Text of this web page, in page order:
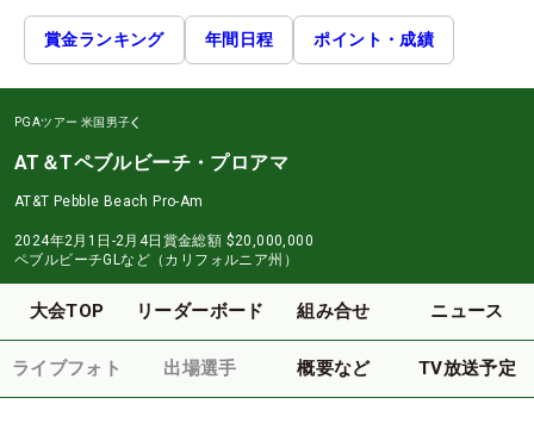
賞金ランキング 年間日程 ポイント・成績
PGAツアー 米国男子
AT＆Tペブルビーチ・プロアマ
AT&T Pebble Beach Pro-Am
2024年2月1日-2月4日 賞金総額 $20,000,000
ペブルビーチGLなど（カリフォルニア州）
大会TOP リーダーボード 組み合せ ニュース
ライブフォト 出場選手 概要など TV放送予定